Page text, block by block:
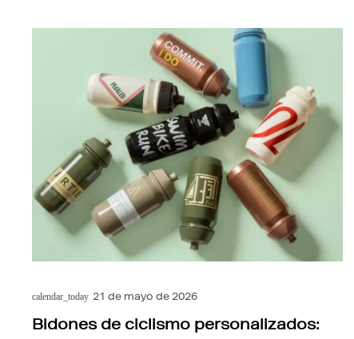
calendar_today 21 de mayo de 2026
Bidones de ciclismo personalizados: